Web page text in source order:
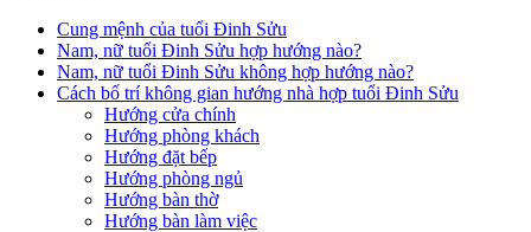
Cung mệnh của tuổi Đinh Sửu
Nam, nữ tuổi Đinh Sửu hợp hướng nào?
Nam, nữ tuổi Đinh Sửu không hợp hướng nào?
Cách bố trí không gian hướng nhà hợp tuổi Đinh Sửu
Hướng cửa chính
Hướng phòng khách
Hướng đặt bếp
Hướng phòng ngủ
Hướng bàn thờ
Hướng bàn làm việc